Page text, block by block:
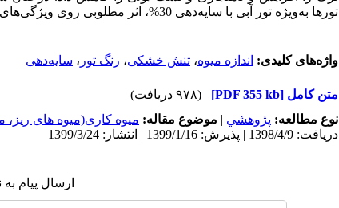
تورها به‌‌ویژه تور آبی با سایه‌‌دهی 30%، اثر مطلوبی روی ویژگی‌‌های انجیر داشت و تنش خشکی را کاهش داد.
واژه‌های کلیدی: اندازه میوه، تنش خشکی، رنگ تور ، سایه‌‌دهی
متن کامل [PDF 355 kb]
(۹۷۸ دریافت)
نوع مطالعه: پژوهشي | موضوع مقاله: میوه کاری(میوه های
دریافت: 1398/4/9 | پذیرش: 1399/1/16 | انتشار: 1399/3/24
ارسال پیام